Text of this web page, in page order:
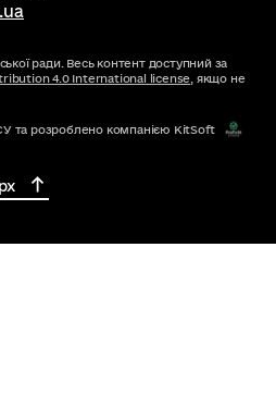
ради. Весь контент доступний за
4.0 International license , якщо не
та розроблено компанією KitSoft